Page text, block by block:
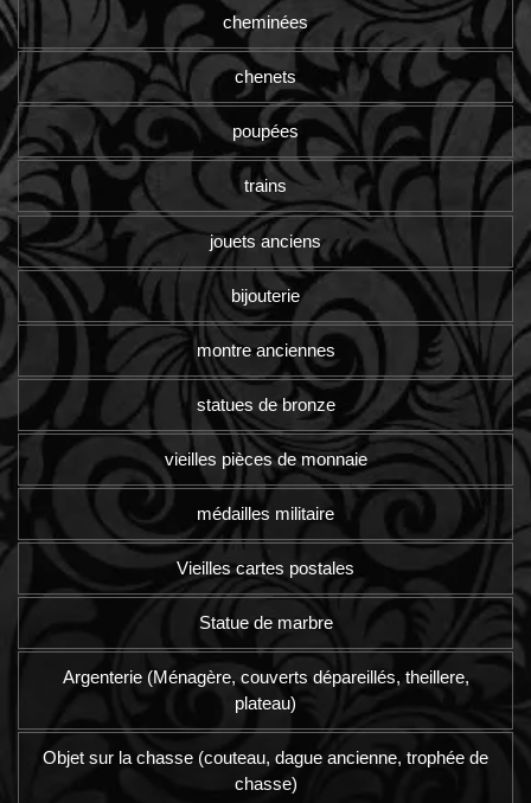
cheminées
chenets
poupées
trains
jouets anciens
bijouterie
montre anciennes
statues de bronze
vieilles pièces de monnaie
médailles militaire
Vieilles cartes postales
Statue de marbre
Argenterie (Ménagère, couverts dépareillés, theillere,
plateau)
Objet sur la chasse (couteau, dague ancienne, trophée de
chasse)